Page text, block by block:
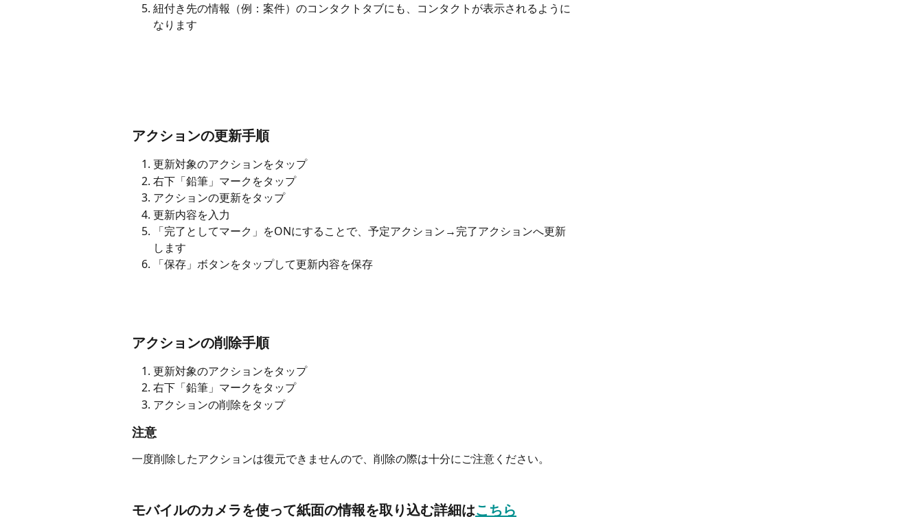
紐付き先の情報（例：案件）のコンタクトタブにも、コンタクトが表示されるように
なります
アクションの更新手順
更新対象のアクションをタップ
右下「鉛筆」マークをタップ
アクションの更新をタップ
更新内容を入力
「完了としてマーク」をONにすることで、予定アクション→完了アクションへ更新
します
「保存」ボタンをタップして更新内容を保存
アクションの削除手順
更新対象のアクションをタップ
右下「鉛筆」マークをタップ
アクションの削除をタップ
注意
一度削除したアクションは復元できませんので、削除の際は十分にご注意ください。
​モバイルのカメラを使って紙面の情報を取り込む詳細はこちら